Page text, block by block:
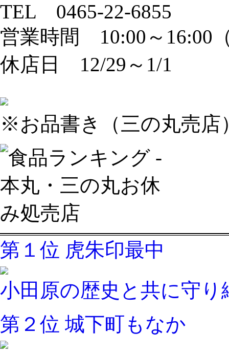
TEL 0465-22-6855
営業時間 10:00～16:00
休店日 12/29～1/1
※お品書き（三の丸売店
第１位 虎朱印最中
小田原の歴史と共に守
第２位 城下町もなか